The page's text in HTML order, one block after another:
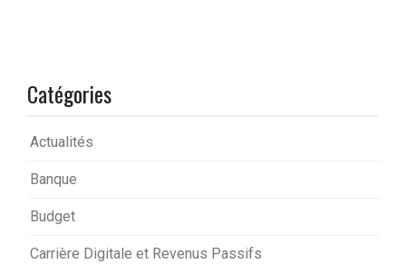
Catégories
Actualités
Banque
Budget
Carrière Digitale et Revenus Passifs